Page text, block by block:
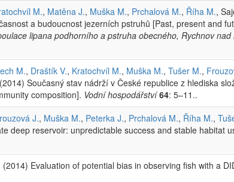
M., Matěna J., Muška M., Prchalová M., Říha M.,
a budoucnost jezerních pstruhů [Past, present and
lipana podhorního a pstruha obecného, Rychnov
M., Draštík V., Kratochvíl M., Muška M., Tušer M.,
(2014) Současný stav nádrží v České republice z hlediska
composition]. Vodní hospodářství 64: 5–11..
J., Muška M., Peterka J., Prchalová M., Říha M.,
deep reservoir: unpredictable success and stable habitat
(2014) Evaluation of potential bias in observing fish with a